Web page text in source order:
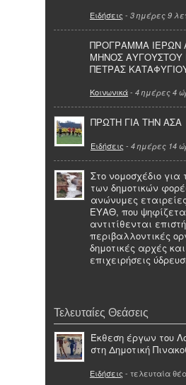
Ειδήσεις - 3 ημέρες 9
ΠΡΟΓΡΑΜΜΑ ΙΕΡΩΝ
ΜΗΝΟΣ ΑΥΓΟΥΣΤΟΥ
ΠΕΤΡΑΣ
Κοινωνικά- 4 ημέρες 4
ΠΡΩΤΗ ΓΙΑ ΤΗΝ ΑΣΑ
Ειδήσεις - 4 ημέρες 14
Στο νομοσχέδιο
των δημοτικών
ανώνυμες
ΕΥΑΘ, που
αντιτίθενται
περιβαλλοντικές
δημοτικές αρχές
επιχειρήσεις
Τελευταίες Θεάσεις
Έκθεση έργων του
στη Δημοτική
Ειδήσεις - τελευταία